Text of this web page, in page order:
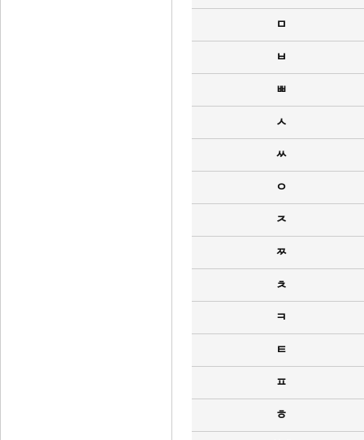
ㅁ
ㅂ
ㅃ
ㅅ
ㅆ
ㅇ
ㅈ
ㅉ
ㅊ
ㅋ
ㅌ
ㅍ
ㅎ